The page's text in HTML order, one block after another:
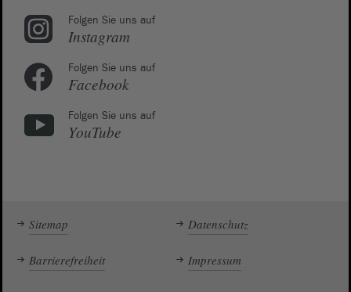
Folgen Sie uns auf
Instagram
Folgen Sie uns auf
Facebook
Folgen Sie uns auf
YouTube
Sitemap Datenschutz
Barrierefreiheit Impressum